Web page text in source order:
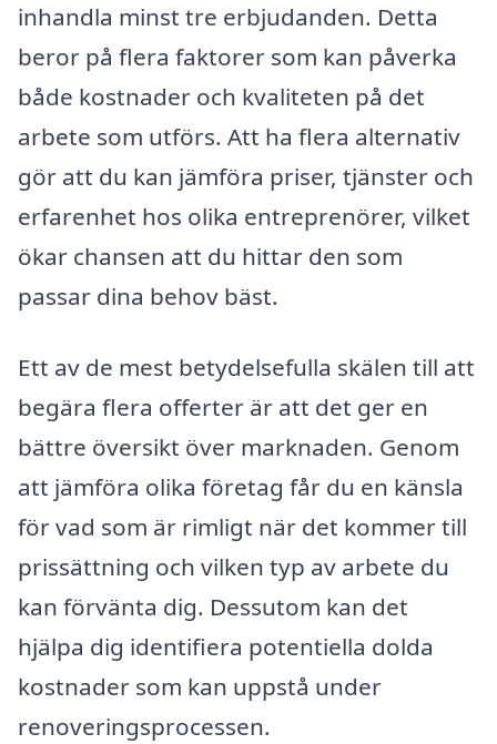
inhandla minst tre erbjudanden. Detta
beror på flera faktorer som kan påverka
både kostnader och kvaliteten på det
arbete som utförs. Att ha flera alternativ
gör att du kan jämföra priser, tjänster och
erfarenhet hos olika entreprenörer, vilket
ökar chansen att du hittar den som
passar dina behov bäst.
Ett av de mest betydelsefulla skälen till att
begära flera offerter är att det ger en
bättre översikt över marknaden. Genom
att jämföra olika företag får du en känsla
för vad som är rimligt när det kommer till
prissättning och vilken typ av arbete du
kan förvänta dig. Dessutom kan det
hjälpa dig identifiera potentiella dolda
kostnader som kan uppstå under
renoveringsprocessen.